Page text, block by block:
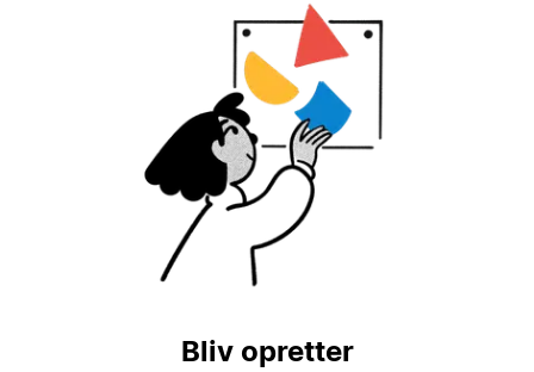
Bliv opretter